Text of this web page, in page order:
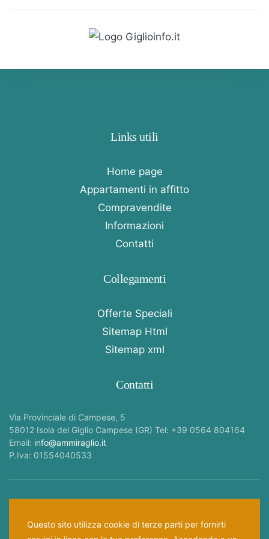
Links utili
Home page
Appartamenti in affitto
Compravendite
Informazioni
Contatti
Collegamenti
Offerte Speciali
Sitemap Html
Sitemap xml
Contatti
Via Provinciale di Campese, 5
58012 Isola del Giglio Campese (GR) Tel: +39 0564 804164
Email: info@ammiraglio.it
P.Iva: 01554040533
Questo sito utilizza cookie di terze parti per fornirti